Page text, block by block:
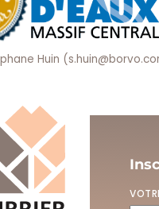
Huin (